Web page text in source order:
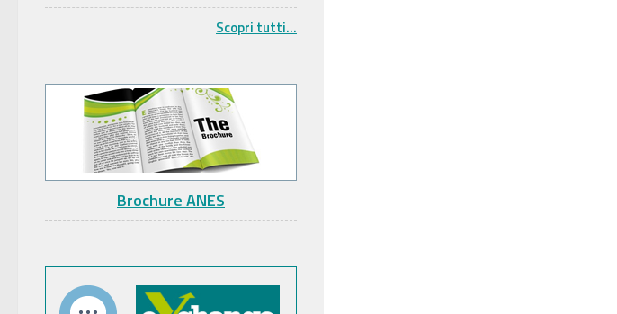
Scopri tutti...
Brochure ANES